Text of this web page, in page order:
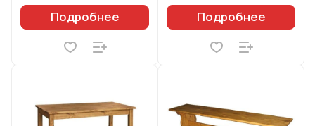
Подробнее Подробнее